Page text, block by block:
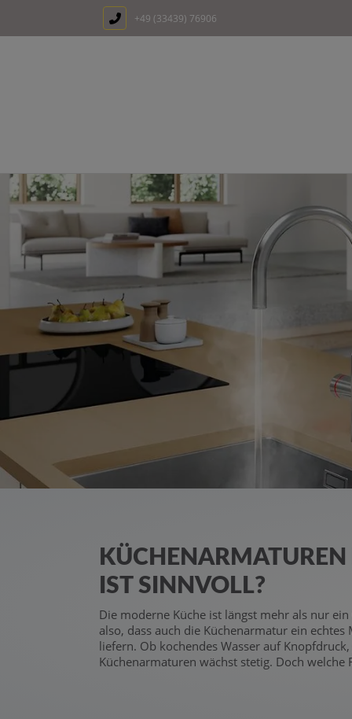
+49 (33439) 76906
IST SINNVOLL?
Die moderne Küche ist längst mehr als nur
also, dass auch die Küchenarmatur ein
liefern. Ob kochendes Wasser auf
Küchenarmaturen wächst stetig. Doch